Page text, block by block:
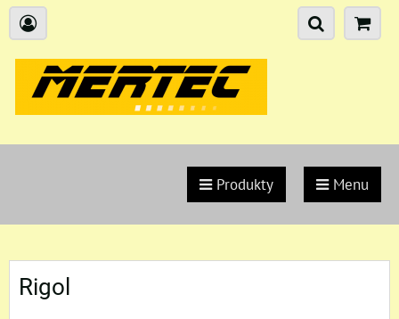
Produkty Menu
Rigol